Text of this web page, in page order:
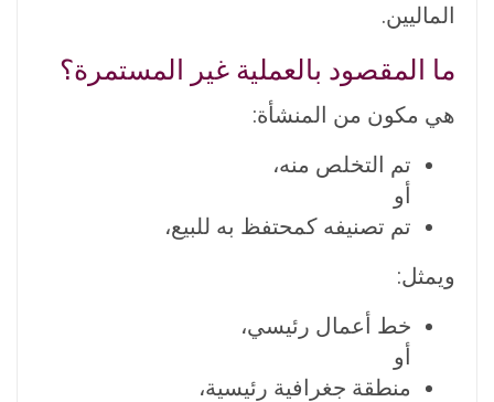
الماليين.
ما المقصود بالعملية غير المستمرة؟
هي مكون من المنشأة:
تم التخلص منه،
أو
تم تصنيفه كمحتفظ به للبيع،
ويمثل:
خط أعمال رئيسي،
أو
منطقة جغرافية رئيسية،